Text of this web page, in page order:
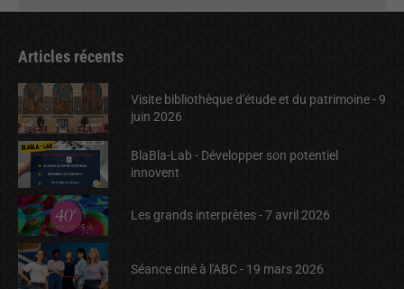
Articles récents
Visite bibliothèque d'étude et du patrimoine - 9
juin 2026
BlaBla-Lab - Développer son potentiel
innovent
Les grands interprètes - 7 avril 2026
Séance ciné à l'ABC - 19 mars 2026